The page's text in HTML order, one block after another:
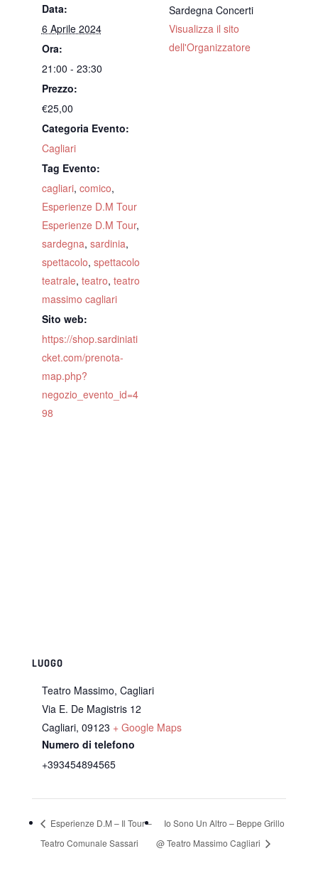
Data:
6 Aprile 2024
Ora:
21:00 - 23:30
Prezzo:
€25,00
Categoria Evento:
Cagliari
Tag Evento:
cagliari, comico,
Esperienze D.M Tour
Esperienze D.M Tour,
sardegna, sardinia,
spettacolo, spettacolo
teatrale, teatro, teatro
massimo cagliari
Sito web:
https://shop.sardiniati
cket.com/prenota-
map.php?
negozio_evento_id=4
98
Sardegna Concerti
Visualizza il sito
dell'Organizzatore
LUOGO
Teatro Massimo, Cagliari
Via E. De Magistris 12
Cagliari, 09123 + Google Maps
Numero di telefono
+393454894565
Esperienze D.M – Il Tour –
Teatro Comunale Sassari
Io Sono Un Altro – Beppe Grillo
@ Teatro Massimo Cagliari